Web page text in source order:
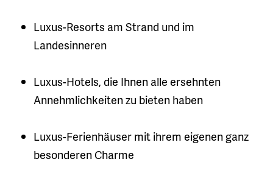
Luxus-Resorts am Strand und im
Landesinneren
Luxus-Hotels, die Ihnen alle ersehnten
Annehmlichkeiten zu bieten haben
Luxus-Ferienhäuser mit ihrem eigenen ganz
besonderen Charme